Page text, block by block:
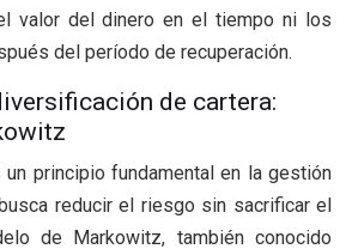
valor del dinero en el tiempo ni los
del período de recuperación.
de cartera:
principio fundamental en la gestión
reducir el riesgo sin sacrificar el
de Markowitz, también conocido